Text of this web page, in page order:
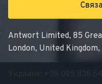
Antwort Limited, 85
London, United Kingdom,